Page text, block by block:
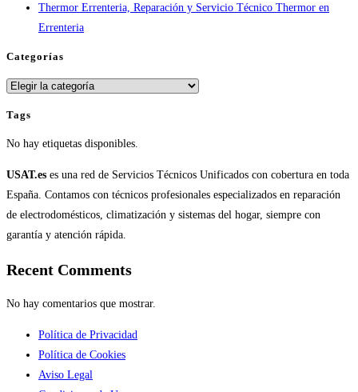
Thermor Errenteria, Reparación y Servicio Técnico Thermor en
Errenteria
Categorías
Categorías
Tags
No hay etiquetas disponibles.
USAT.es es una red de Servicios Técnicos Unificados con cobertura en toda
España. Contamos con técnicos profesionales especializados en reparación
de electrodomésticos, climatización y sistemas del hogar, siempre con
garantía y atención rápida.
Recent Comments
No hay comentarios que mostrar.
Política de Privacidad
Política de Cookies
Aviso Legal